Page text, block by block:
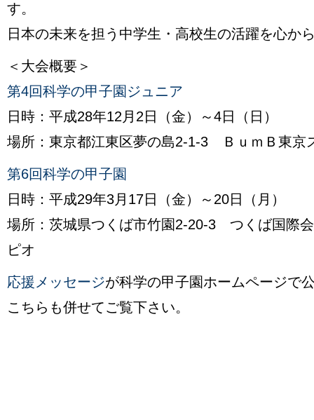
す。
日本の未来を担う中学生・高校生の活躍を心か
＜大会概要＞
第4回科学の甲子園ジュニア
日時：平成28年12月2日（金）～4日（日）
場所：東京都江東区夢の島2-1-3 ＢｕｍＢ東京
第6回科学の甲子園
日時：平成29年3月17日（金）～20日（月）
場所：茨城県つくば市竹園2-20-3 つくば国
ピオ
応援メッセージが科学の甲子園ホームページで
こちらも併せてご覧下さい。